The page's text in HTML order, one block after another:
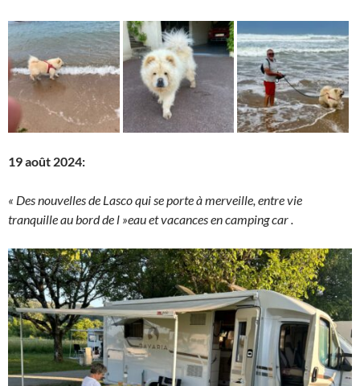
19 août 2024:
« Des nouvelles de Lasco qui se porte à merveille, entre vie
tranquille au bord de l »eau et vacances en camping car .